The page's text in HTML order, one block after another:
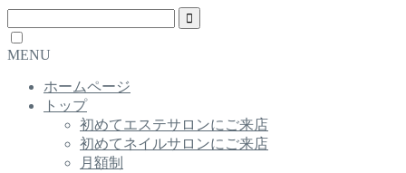
MENU
ホームページ
トップ
初めてエステサロンにご来店
初めてネイルサロンにご来店
月額制